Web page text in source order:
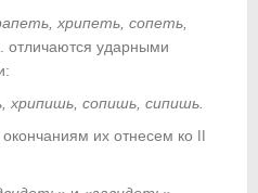
хрипеть, сопеть,
отличаются ударными
хрипишь, сопишь, сипишь.
их отнесем ко